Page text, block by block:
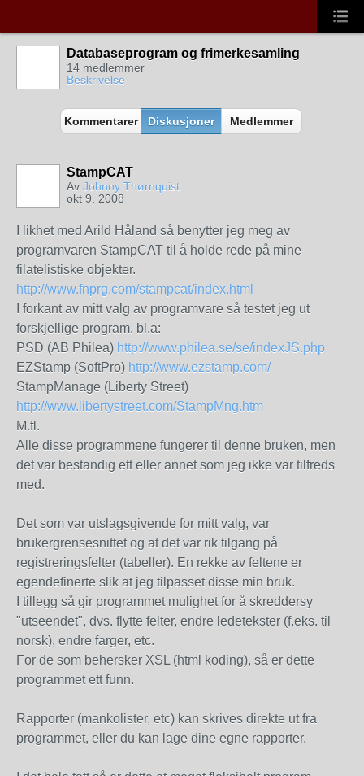
Databaseprogram og frimerkesamling
14 medlemmer
Beskrivelse
Kommentarer Diskusjoner Medlemmer
StampCAT
Av Johnny Thørnquist
okt 9, 2008
I likhet med Arild Håland så benytter jeg meg av
programvaren StampCAT til å holde rede på mine
filatelistiske objekter.
http://www.fnprg.com/stampcat/index.html
I forkant av mitt valg av programvare så testet jeg ut
forskjellige program, bl.a:
PSD (AB Philea) http://www.philea.se/se/indexJS.php
EZStamp (SoftPro) http://www.ezstamp.com/
StampManage (Liberty Street)
http://www.libertystreet.com/StampMng.htm
M.fl.
Alle disse programmene fungerer til denne bruken, men
det var bestandig ett eller annet som jeg ikke var tilfreds
med.
Det som var utslagsgivende for mitt valg, var
brukergrensesnittet og at det var rik tilgang på
registreringsfelter (tabeller). En rekke av feltene er
egendefinerte slik at jeg tilpasset disse min bruk.
I tillegg så gir programmet mulighet for å skreddersy
"utseendet", dvs. flytte felter, endre ledetekster (f.eks. til
norsk), endre farger, etc.
For de som behersker XSL (html koding), så er dette
programmet ett funn.
Rapporter (mankolister, etc) kan skrives direkte ut fra
programmet, eller du kan lage dine egne rapporter.